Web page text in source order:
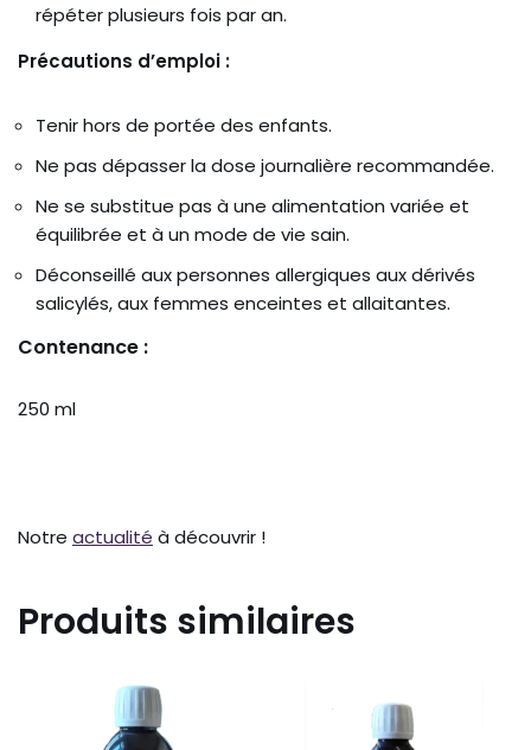
répéter plusieurs fois par an.
Précautions d’emploi :
Tenir hors de portée des enfants.
Ne pas dépasser la dose journalière recommandée.
Ne se substitue pas à une alimentation variée et
équilibrée et à un mode de vie sain.
Déconseillé aux personnes allergiques aux dérivés
salicylés, aux femmes enceintes et allaitantes.
Contenance :
250 ml
Notre actualité à découvrir !
Produits similaires